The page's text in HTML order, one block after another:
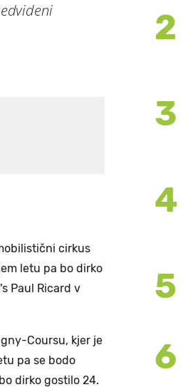
cirkus
letu pa bo dirko
Paul Ricard v
Coursu, kjer je
pa se bodo
dirko gostilo 24.
2
3
4
5
6